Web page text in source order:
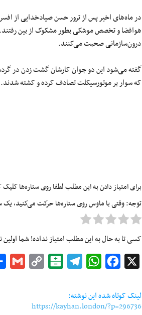
در ماه‌های اخیر پس از ترور حسن صیادخدایی از
هوافضا و تخصص موشکی بطور مشکوک از بین رفتند.
درون‌سازمانی صحبت می‌کنند.
گفته می‌شود این دو جوان کارشان گشت‌ زدن در
که سوار بر موتورسیکلت تصادف کرده و کشته شدند.
برای امتیاز دادن به این مطلب لطفا روی ستاره‌ها
توجه: وقتی با ماوس روی ستاره‌ها حرکت می‌کنید، یک
کسی تا به حال به این مطلب امتیاز نداده! شما اولین
Facebook
WhatsApp
Telegram
Balatarin
Copy
لینک کوتاه شده این نوشته:
https://kayhan.london/?p=296736